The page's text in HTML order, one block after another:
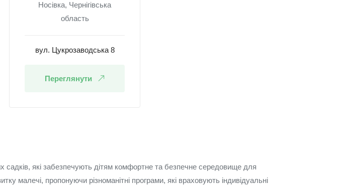
Носівка, Чернігівська
область
вул. Цукрозаводська 8
Переглянути
садків, які забезпечують дітям комфортне та безпечне середовище для
малечі, пропонуючи різноманітні програми, які враховують індивідуальні